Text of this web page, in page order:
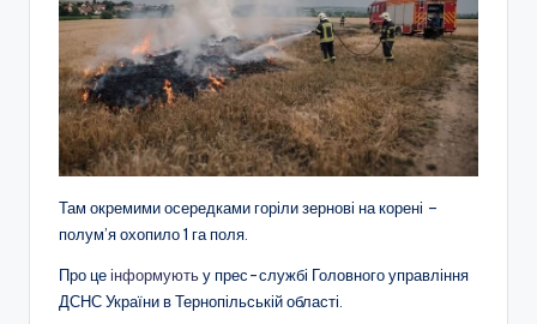
Там окремими осередками горіли зернові на корені –
полум’я охопило 1 га поля.
Про цеінформуютьу прес-службі Головного управління
ДСНС України в Тернопільській області.